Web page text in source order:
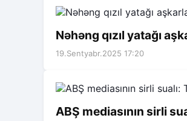
Nəhəng qızıl yatağı
19.Sentyabr.2025 17:20
ABŞ mediasının sirli